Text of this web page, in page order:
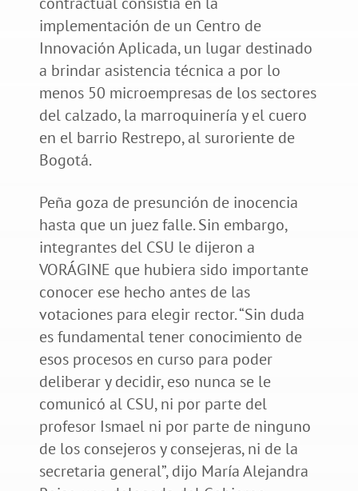
implementación de un Centro de
Innovación Aplicada, un lugar destinado
a brindar asistencia técnica a por lo
menos 50 microempresas de los sectores
del calzado, la marroquinería y el cuero
en el barrio Restrepo, al suroriente de
Bogotá.
Peña goza de presunción de inocencia
hasta que un juez falle. Sin embargo,
integrantes del CSU le dijeron a
VORÁGINE que hubiera sido importante
conocer ese hecho antes de las
votaciones para elegir rector. “Sin duda
es fundamental tener conocimiento de
esos procesos en curso para poder
deliberar y decidir, eso nunca se le
comunicó al CSU, ni por parte del
profesor Ismael ni por parte de ninguno
de los consejeros y consejeras, ni de la
secretaria general”, dijo María Alejandra